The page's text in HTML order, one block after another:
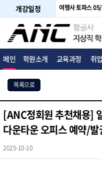
개강일정
기평일반 05/18 여행사 토파스
메인 학원소개 교육과정 취
목록으로
[ANC정회원 추천채용]
다운타운 오피스 예약/
2025-10-10